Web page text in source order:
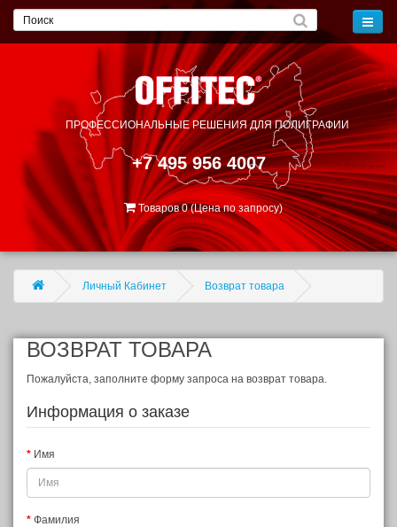
ПРОФЕССИОНАЛЬНЫЕ РЕШЕНИЯДЛЯ ПОЛИГРАФИИ
+7 495 956 4007
Товаров 0 (Цена по запросу)
Личный Кабинет Возврат товара
ВОЗВРАТ ТОВАРА
Пожалуйста, заполните форму запроса на возврат товара.
Информация о заказе
Имя
Фамилия